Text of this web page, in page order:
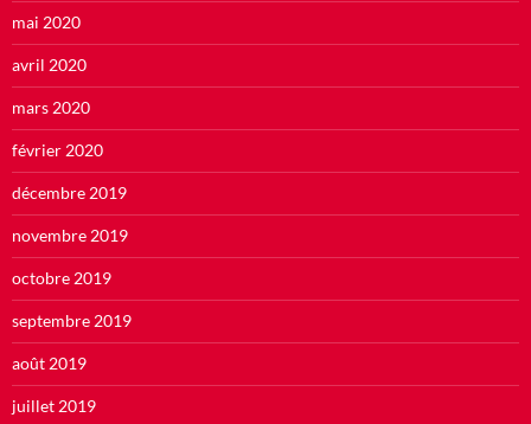
mai 2020
avril 2020
mars 2020
février 2020
décembre 2019
novembre 2019
octobre 2019
septembre 2019
août 2019
juillet 2019